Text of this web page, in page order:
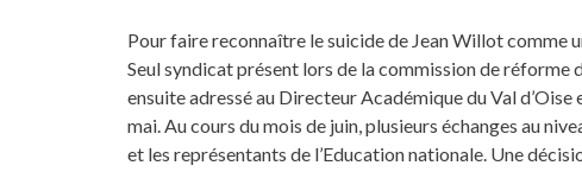
Pour faire reconnaître le suicide de Jean Willot comme
Seul syndicat présent lors de la commission de réforme
ensuite adressé au Directeur Académique du Val
mai. Au cours du mois de juin, plusieurs échanges au
et les représentants de l’Education nationale. Une